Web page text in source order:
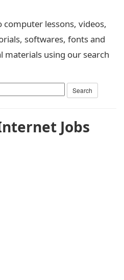
computer lessons, videos,
softwares, fonts and
materials using our search
Jobs